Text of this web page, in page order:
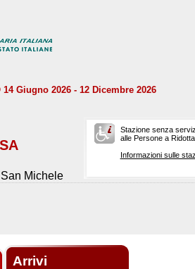
14 Giugno 2026 - 12 Dicembre 2026
Michele
Stazione senza
alle Persone a
Informazioni sulle
Arrivi